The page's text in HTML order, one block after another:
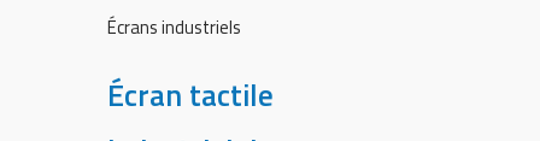
Écrans industriels
Écran tactile